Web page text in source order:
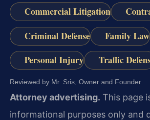
Commercial Litigation
Criminal Defense
Family Law
Personal Injury
Traffic
Reviewed by Mr. Sris, Owner and Founder.
Attorney advertising. This page
informational purposes only and